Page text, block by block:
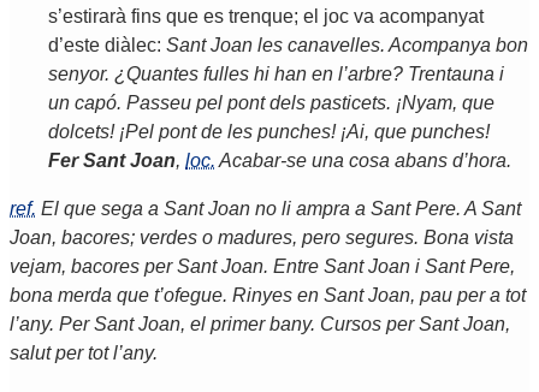
s’estirarà fins que es trenque; el joc va acompanyat
d’este diàlec: Sant Joan les canavelles. Acompanya bon
senyor. ¿Quantes fulles hi han en l’arbre? Trentauna i
un capó. Passeu pel pont dels pasticets. ¡Nyam, que
dolcets! ¡Pel pont de les punches! ¡Ai, que punches!
Fer Sant Joan, loc. Acabar-se una cosa abans d’hora.
ref. El que sega a Sant Joan no li ampra a Sant Pere. A Sant
Joan, bacores; verdes o madures, pero segures. Bona vista
vejam, bacores per Sant Joan. Entre Sant Joan i Sant Pere,
bona merda que t’ofegue. Rinyes en Sant Joan, pau per a tot
l’any. Per Sant Joan, el primer bany. Cursos per Sant Joan,
salut per tot l’any.